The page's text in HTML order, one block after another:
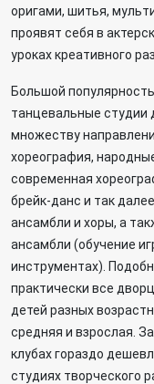
оригами, шитья,
проявят себя в
уроках креативного
Большой
танцевальные студии
множеству
хореография,
современная
брейк-данс и так
ансамбли и хоры, а
ансамбли (обучение
инструментах).
практически все
детей разных
средняя и взрослая.
клубах гораздо
студиях творческого